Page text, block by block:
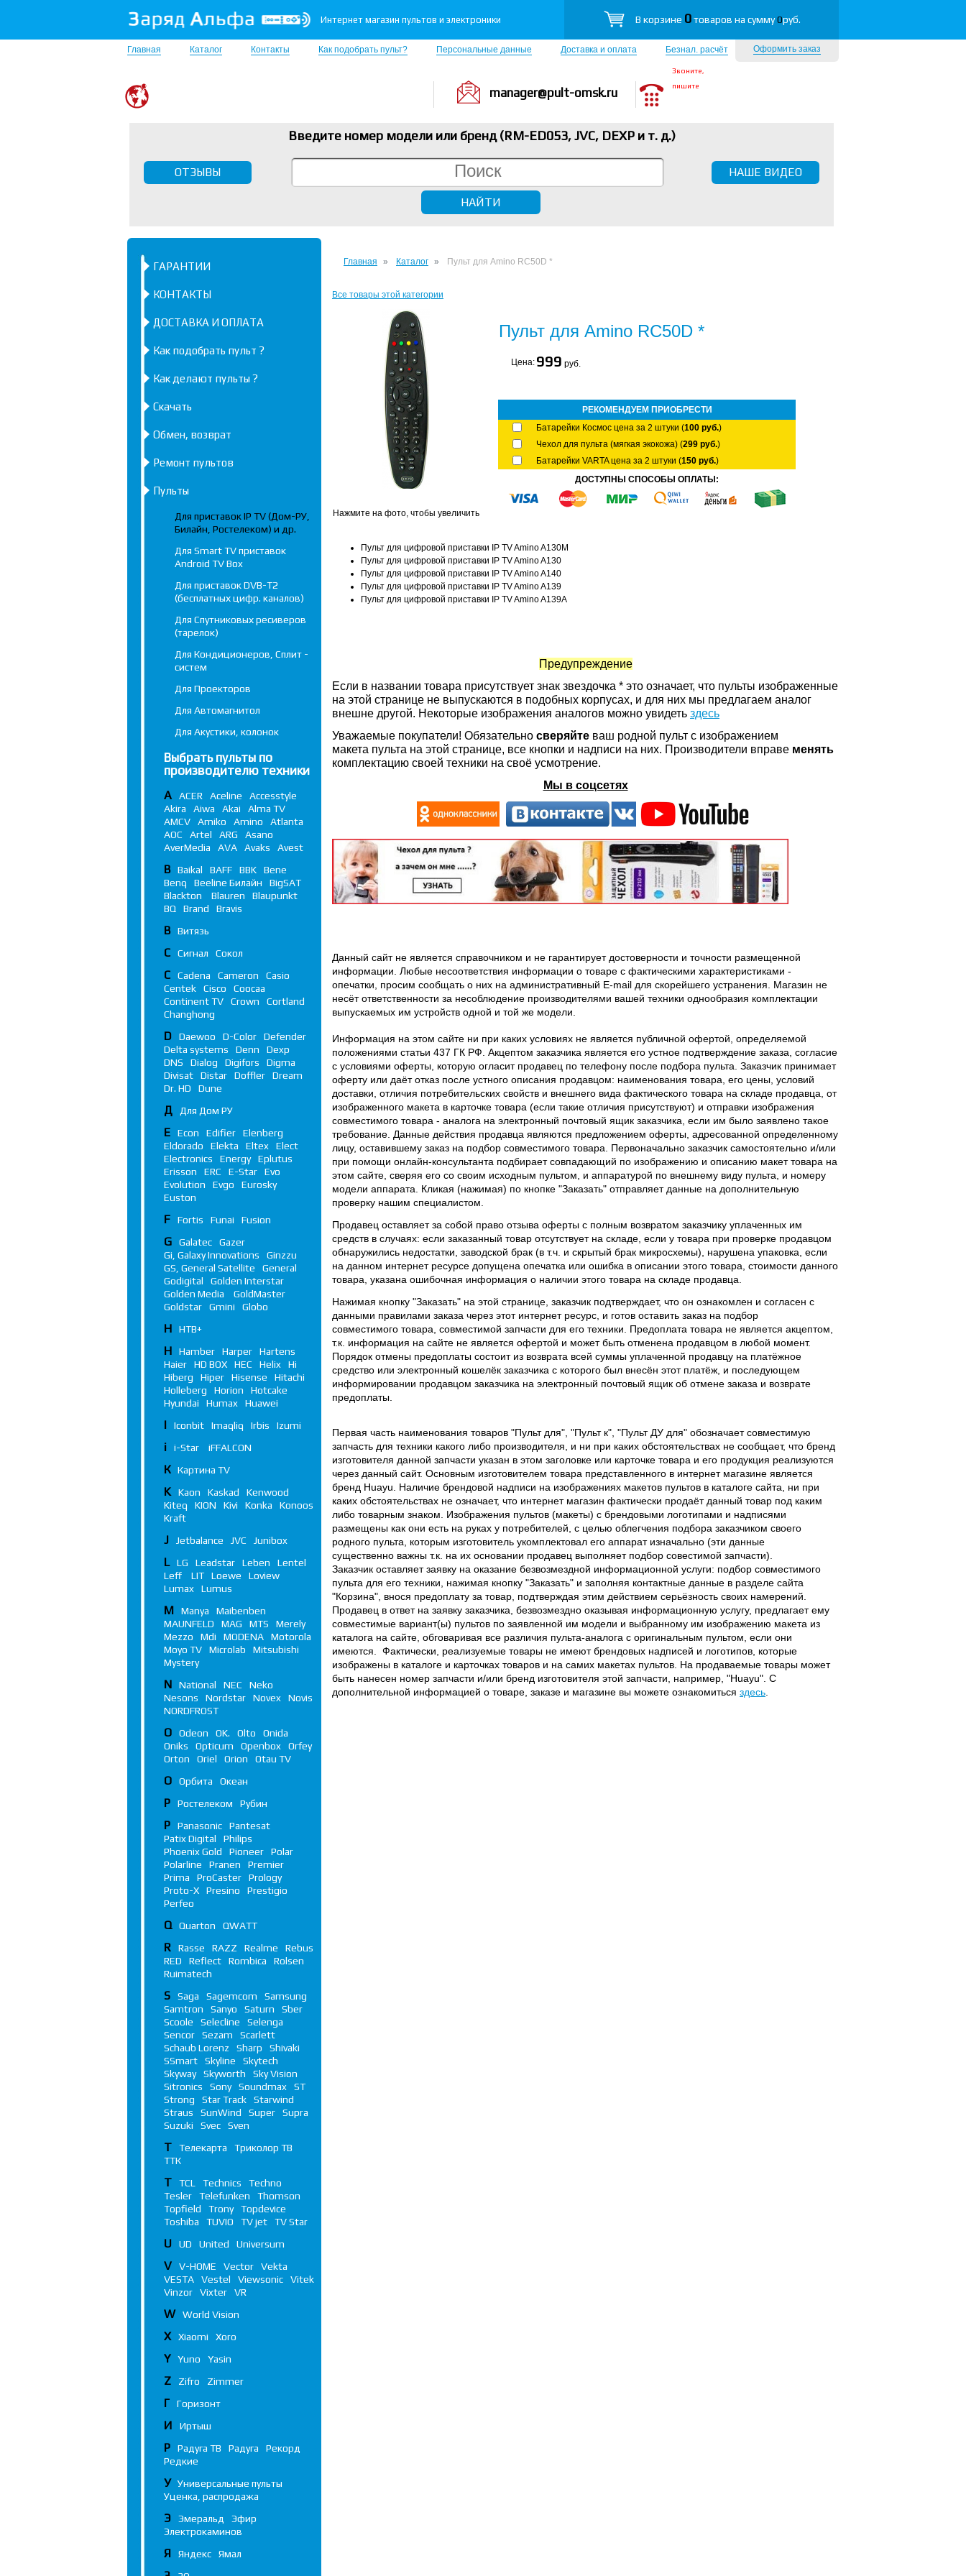
Интернет магазин пультов и электроники В корзине 0товаров на сумму0руб.
Оформить заказ
Главная Каталог Контакты Как подобрать пульт? Персональные данные Доставка и оплата Безнал. расчёт
manager@pult-omsk.ru
Звоните,
пишите
Введите номер модели или бренд (RM-ED053, JVC, DEXP и т. д.)
ОТЗЫВЫ НАШЕ ВИДЕО
Главная Каталог Пульт для Amino RC50D *
Все товары этой категории
Нажмите на фото, чтобы увеличить
Пульт для Amino RC50D *
Цена: 999 руб.
РЕКОМЕНДУЕМ ПРИОБРЕСТИ
Батарейки Космос цена за 2 штуки (100 руб.)
Чехол для пульта (мягкая экокожа) (299 руб.)
Батарейки VARTA цена за 2 штуки (150 руб.)
ДОСТУПНЫ СПОСОБЫ ОПЛАТЫ:
Пульт для цифровой приставки IP TV Amino A130M
Пульт для цифровой приставки IP TV Amino A130
Пульт для цифровой приставки IP TV Amino A140
Пульт для цифровой приставки IP TV Amino A139
Пульт для цифровой приставки IP TV Amino A139A
Предупреждение
Если в названии товара присутствует знак звездочка * это означает, что пульты изображенные
на этой странице не выпускаются в подобных корпусах, и для них мы предлагаем аналог
внешне другой. Некоторые изображения аналогов можно увидеть здесь
Уважаемые покупатели! Обязательно сверяйте ваш родной пульт с изображением
макета пульта на этой странице, все кнопки и надписи на них. Производители вправе менять
комплектацию своей техники на своё усмотрение.
Мы в соцсетях
Данный сайт не является справочником и не гарантирует достоверности и точности размещенной
информации. Любые несоответствия информации о товаре с фактическими характеристиками -
опечатки, просим сообщать о них на административный E-mail для скорейшего устранения. Магазин не
несёт ответственности за несоблюдение производителями вашей техники однообразия комплектации
выпускаемых им устройств одной и той же модели.
Информация на этом сайте ни при каких условиях не является публичной офертой, определяемой
положениями статьи 437 ГК РФ. Акцептом заказчика является его устное подтверждение заказа, согласие
с условиями оферты, которую огласит продавец по телефону после подбора пульта. Заказчик принимает
оферту или даёт отказ после устного описания продавцом: наименования товара, его цены, условий
доставки, отличия потребительских свойств и внешнего вида фактического товара на складе продавца, от
изображенного макета в карточке товара (если такие отличия присутствуют) и отправки изображения
совместимого товара - аналога на электронный почтовый ящик заказчика, если им было заявлено такое
требование. Данные действия продавца являются предложением оферты, адресованной определенному
лицу, оставившему заказ на подбор совместимого товара. Первоначально заказчик самостоятельно и/или
при помощи онлайн-консультанта подбирает совпадающий по изображению и описанию макет товара на
этом сайте, сверяя его со своим исходным пультом, и аппаратурой по внешнему виду пульта, и номеру
модели аппарата. Кликая (нажимая) по кнопке "Заказать" отправляет данные на дополнительную
проверку нашим специалистом.
Продавец оставляет за собой право отзыва оферты с полным возвратом заказчику уплаченных им
средств в случаях: если заказанный товар отсутствует на складе, если у товара при проверке продавцом
обнаружились недостатки, заводской брак (в т.ч. и скрытый брак микросхемы), нарушена упаковка, если
на данном интернет ресурсе допущена опечатка или ошибка в описании этого товара, стоимости данного
товара, указана ошибочная информация о наличии этого товара на складе продавца.
Нажимая кнопку "Заказать" на этой странице, заказчик подтверждает, что он ознакомлен и согласен с
данными правилами заказа через этот интернет ресурс, и готов оставить заказ на подбор
совместимого товара, совместимой запчасти для его техники. Предоплата товара не является акцептом,
т.к. информация на сайте не является офертой и может быть отменена продавцом в любой момент.
Порядок отмены предоплаты состоит из возврата всей суммы уплаченной продавцу на платёжное
средство или электронный кошелёк заказчика с которого был внесён этот платёж, и последующем
информировании продавцом заказчика на электронный почтовый ящик об отмене заказа и возврате
предоплаты.
Первая часть наименования товаров "Пульт для", "Пульт к", "Пульт ДУ для" обозначает совместимую
запчасть для техники какого либо производителя, и ни при каких обстоятельствах не сообщает, что бренд
изготовителя данной запчасти указан в этом заголовке или карточке товара и его продукция реализуются
через данный сайт. Основным изготовителем товара представленного в интернет магазине является
бренд Huayu. Наличие брендовой надписи на изображениях макетов пультов в каталоге сайта, ни при
каких обстоятельствах не означает, что интернет магазин фактически продаёт данный товар под каким
либо товарным знаком. Изображения пультов (макеты) с брендовыми логотипами и надписями
размещены как они есть на руках у потребителей, с целью облегчения подбора заказчиком своего
родного пульта, которым изготовитель укомплектовал его аппарат изначально (эти данные
существенно важны т.к. на их основании продавец выполняет подбор совестимой запчасти).
Заказчик оставляет заявку на оказание безвозмездной информационной услуги: подбор совместимого
пульта для его техники, нажимая кнопку "Заказать" и заполняя контактные данные в разделе сайта
"Корзина", внося предоплату за товар, подтверждая этим действием серьёзность своих намерений.
Продавец в ответ на заявку заказчика, безвозмездно оказывая информационную услугу, предлагает ему
совместимые вариант(ы) пультов по заявленной им модели и выбранному им изображению макета из
каталога на сайте, обговаривая все различия пульта-аналога с оригинальным пультом, если они
имеются. Фактически, реализуемые товары не имеют брендовых надписей и логотипов, которые
изображены в каталоге и карточках товаров и на самих макетах пультов. На продаваемые товары может
быть нанесен номер запчасти и/или бренд изготовителя этой запчасти, например, "Huayu". С
дополнительной информацией о товаре, заказе и магазине вы можете ознакомиться здесь
ГАРАНТИИ
КОНТАКТЫ
ДОСТАВКА И ОПЛАТА
Как подобрать пульт ?
Как делают пульты ?
Скачать
Обмен, возврат
Ремонт пультов
Пульты
Для приставок IP TV (Дом-РУ,
Билайн, Ростелеком) и др.
Для Smart TV приставок
Android TV Box
Для приставок DVB-T2
(бесплатных цифр. каналов)
Для Спутниковых ресиверов
(тарелок)
Для Кондиционеров, Сплит -
систем
Для Проекторов
Для Автомагнитол
Для Акустики, колонок
Выбрать пульты по
производителю техники
A ACER Aceline
Accesstyle
Akira
Aiwa Akai
Alma TV
AMCV
Amiko Amino
Atlanta
AOC
Artel ARG
Asano
AverMedia
AVA Avaks Avest
B Baikal BAFF BBK
Bene
Benq
Beeline Билайн
BigSAT
Blackton
Blauren
Blaupunkt
BQ
Brand Bravis
В Витязь
С Сигнал Сокол
C Cadena Cameron
Casio
Centek
Cisco
Coocaa
Continent TV
Crown
Cortland
Changhong
D Daewoo D-Color
Defender
Delta systems
Denn
Dexp
DNS
Dialog Digifors
Digma
Divisat
Distar Doffler
Dream
Dr. HD
Dune
Д Для Дом РУ
E Econ Edifier
Elenberg
Eldorado
Elekta Eltex
Elect
Electronics
Energy
Eplutus
Erisson
ERC E-Star
Evo
Evolution
Evgo
Eurosky
Euston
F Fortis Funai Fusion
G Galatec
Gazer
Gi, Galaxy Innovations
Ginzzu
GS, General Satellite
General
Godigital
Golden Interstar
Golden Media
GoldMaster
Goldstar
Gmini Globo
Н НТВ+
H Hamber Harper
Hartens
Haier
HD BOX HEC Helix
Hi
Hiberg
Hiper Hisense
Hitachi
Holleberg
Horion
Hotcake
Hyundai
Humax Huawei
I Iconbit Imaqliq Irbis Izumi
i i-Star iFFALСON
К Картина TV
K Kaon Kaskad
Kenwood
Kiteq
KION Kivi Konka
Konoos
Kraft
J Jetbalance JVC Junibox
L LG Leadstar Leben
Lentel
Leff
LIT Loewe
Loview
Lumax
Lumus
M Manya
Maibenben
MAUNFELD
MAG MTS
Merely
Mezzo
Mdi MODENA
Motorola
Moyo TV
Microlab
Mitsubishi
Mystery
N National NEC
Neko
Nesons
Nordstar Novex
Novis
NORDFROST
O Odeon OK. Olto
Onida
Oniks
Opticum Openbox
Orfey
Orton
Oriel Orion Otau TV
О Орбита Океан
Р Ростелеком Рубин
P Panasonic
Pantesat
Patix Digital
Philips
Phoenix Gold
Pioneer
Polar
Polarline
Pranen
Premier
Prima
ProCaster
Prology
Proto-X
Presino
Prestigio
Perfeo
Q Quarton QWATT
R Rasse RAZZ Realme
Rebus
RED
Reflect Rombica
Rolsen
Ruimatech
S Saga Sagemcom
Samsung
Samtron
Sanyo Saturn
Sber
Scoole
Selecline
Selenga
Sencor
Sezam
Scarlett
Schaub Lorenz
Sharp
Shivaki
SSmart
Skyline
Skytech
Skyway
Skyworth
Sky Vision
Sitronics
Sony Soundmax
ST
Strong
Star Track
Starwind
Straus
SunWind Super
Supra
Suzuki
Svec Sven
Т Телекарта
Триколор ТВ
ТТК
T TCL Technics
Techno
Tesler
Telefunken
Thomson
Topfield
Trony
Topdevice
Toshiba
TUVIO TV jet TV Star
U UD United Universum
V V-HOME Vector
Vekta
VESTA
Vestel Viewsonic
Vitek
Vinzor
Vixter VR
W World Vision
X Xiaomi Xoro
Y Yuno Yasin
Z Zifro Zimmer
Г Горизонт
И Иртыш
Р Радуга ТВ Радуга
Рекорд
Редкие
У
Универсальные пульты
Уценка, распродажа
Э Эмеральд
Эфир
Электрокаминов
Я Яндекс Ямал